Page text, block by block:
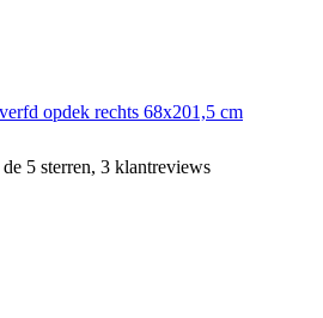
opdek rechts 68x201,5 cm
5 sterren, 3 klantreviews